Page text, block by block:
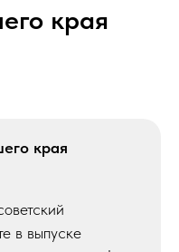
края
края
в выпуске